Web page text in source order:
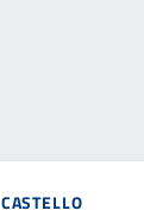
CASTELLO